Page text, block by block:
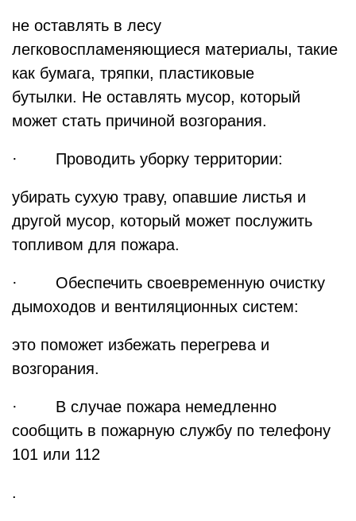
не оставлять в лесу
легковоспламеняющиеся материалы, такие
как бумага, тряпки, пластиковые
бутылки. Не оставлять мусор, который
может стать причиной возгорания.
· Проводить уборку территории:
убирать сухую траву, опавшие листья и
другой мусор, который может послужить
топливом для пожара.
· Обеспечить своевременную очистку
дымоходов и вентиляционных систем:
это поможет избежать перегрева и
возгорания.
· В случае пожара немедленно
сообщить в пожарную службу по телефону
101 или 112
.